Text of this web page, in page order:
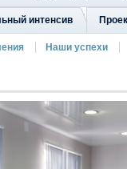
интенсив
Наши успехи